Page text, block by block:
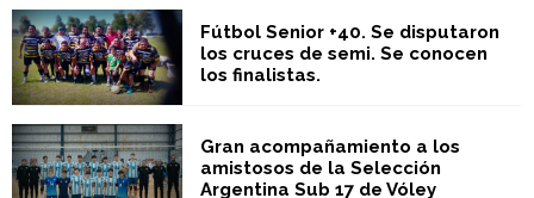
Fútbol Senior +40. Se disputaron
los cruces de semi. Se conocen
los finalistas.
Gran acompañamiento a los
amistosos de la Selección
Argentina Sub 17 de Vóley